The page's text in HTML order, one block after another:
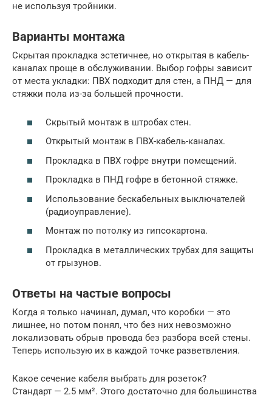
не используя тройники.
Варианты монтажа
Скрытая прокладка эстетичнее, но открытая в кабель-
каналах проще в обслуживании. Выбор гофры зависит
от места укладки: ПВХ подходит для стен, а ПНД — для
стяжки пола из-за большей прочности.
Скрытый монтаж в штробах стен.
Открытый монтаж в ПВХ-кабель-каналах.
Прокладка в ПВХ гофре внутри помещений.
Прокладка в ПНД гофре в бетонной стяжке.
Использование бескабельных выключателей
(радиоуправление).
Монтаж по потолку из гипсокартона.
Прокладка в металлических трубах для защиты
от грызунов.
Ответы на частые вопросы
Когда я только начинал, думал, что коробки — это
лишнее, но потом понял, что без них невозможно
локализовать обрыв провода без разбора всей стены.
Теперь использую их в каждой точке разветвления.
Какое сечение кабеля выбрать для розеток?
Стандарт — 2.5 мм². Этого достаточно для большинства